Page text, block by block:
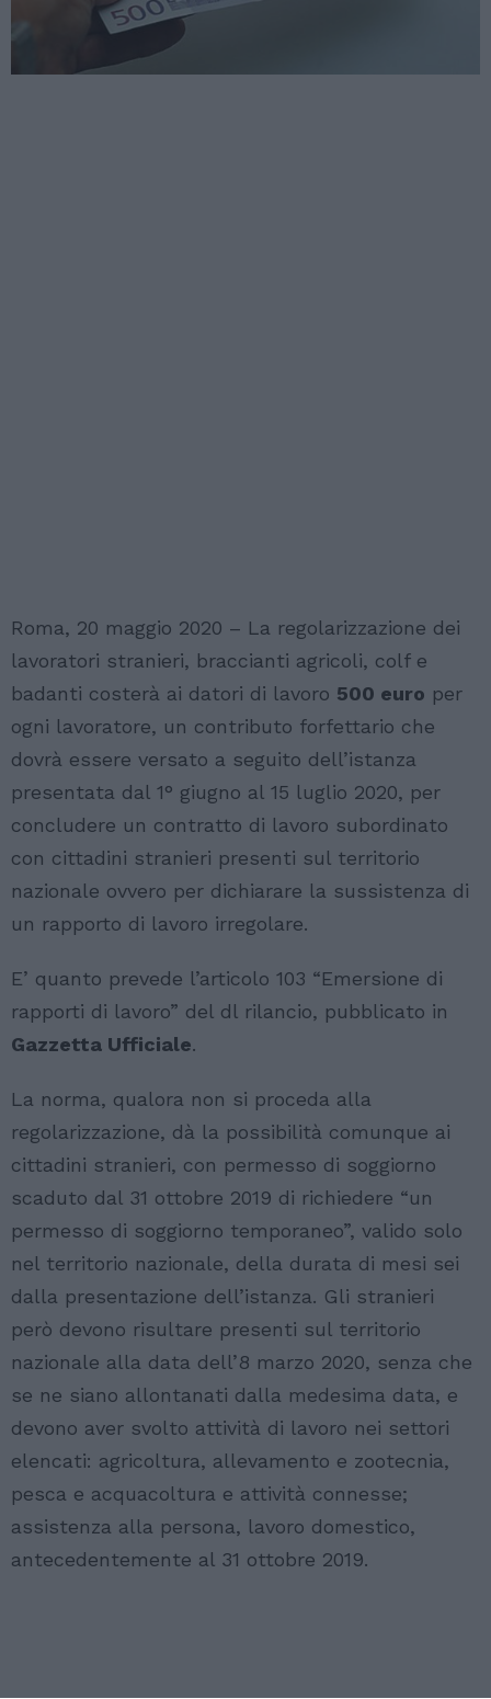
Roma, 20 maggio 2020 – La regolarizzazione dei
lavoratori stranieri, braccianti agricoli, colf e
badanti costerà ai datori di lavoro 500 euro per
ogni lavoratore, un contributo forfettario che
dovrà essere versato a seguito dell’istanza
presentata dal 1° giugno al 15 luglio 2020, per
concludere un contratto di lavoro subordinato
con cittadini stranieri presenti sul territorio
nazionale ovvero per dichiarare la sussistenza di
un rapporto di lavoro irregolare.
E’ quanto prevede l’articolo 103 “Emersione di
rapporti di lavoro” del dl rilancio, pubblicato in
Gazzetta Ufficiale.
La norma, qualora non si proceda alla
regolarizzazione, dà la possibilità comunque ai
cittadini stranieri, con permesso di soggiorno
scaduto dal 31 ottobre 2019 di richiedere “un
permesso di soggiorno temporaneo”, valido solo
nel territorio nazionale, della durata di mesi sei
dalla presentazione dell’istanza. Gli stranieri
però devono risultare presenti sul territorio
nazionale alla data dell’8 marzo 2020, senza che
se ne siano allontanati dalla medesima data, e
devono aver svolto attività di lavoro nei settori
elencati: agricoltura, allevamento e zootecnia,
pesca e acquacoltura e attività connesse;
assistenza alla persona, lavoro domestico,
antecedentemente al 31 ottobre 2019.